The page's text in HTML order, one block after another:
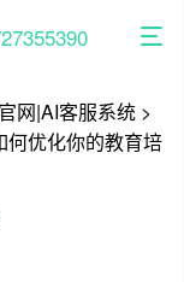
网|AI客服系统 >
何优化你的教育培